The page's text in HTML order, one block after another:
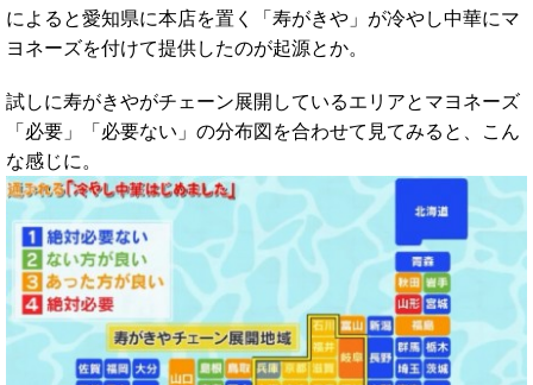
によると愛知県に本店を置く「寿がきや」が冷やし中華にマ
ヨネーズを付けて提供したのが起源とか。
試しに寿がきやがチェーン展開しているエリアとマヨネーズ
「必要」「必要ない」の分布図を合わせて見てみると、こん
な感じに。